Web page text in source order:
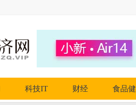
科技IT 财经 食品